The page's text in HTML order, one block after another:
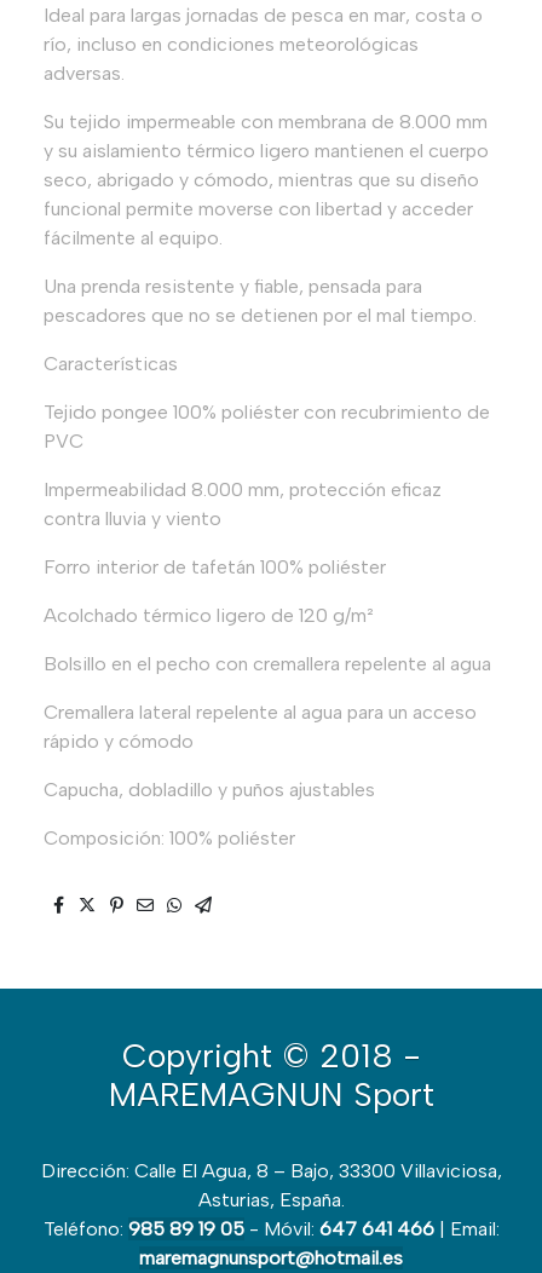
Ideal para largas jornadas de pesca en mar, costa o
río, incluso en condiciones meteorológicas
adversas.
Su tejido impermeable con membrana de 8.000 mm
y su aislamiento térmico ligero mantienen el cuerpo
seco, abrigado y cómodo, mientras que su diseño
funcional permite moverse con libertad y acceder
fácilmente al equipo.
Una prenda resistente y fiable, pensada para
pescadores que no se detienen por el mal tiempo.
Características
Tejido pongee 100% poliéster con recubrimiento de
PVC
Impermeabilidad 8.000 mm, protección eficaz
contra lluvia y viento
Forro interior de tafetán 100% poliéster
Acolchado térmico ligero de 120 g/m²
Bolsillo en el pecho con cremallera repelente al agua
Cremallera lateral repelente al agua para un acceso
rápido y cómodo
Capucha, dobladillo y puños ajustables
Composición: 100% poliéster
Copyright © 2018 -
MAREMAGNUN Sport
Dirección: Calle El Agua, 8 – Bajo, 33300 Villaviciosa,
Asturias, España.
Teléfono: 985 89 19 05- Móvil: 647 641 466| Email:
maremagnunsport@hotmail.es